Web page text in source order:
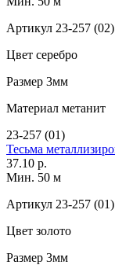
Артикул 23-257 (02)
Цвет серебро
Размер 3мм
Материал метанит
23-257 (01)
Тесьма
37.10 р.
Мин. 50 м
Артикул 23-257 (01)
Цвет золото
Размер 3мм